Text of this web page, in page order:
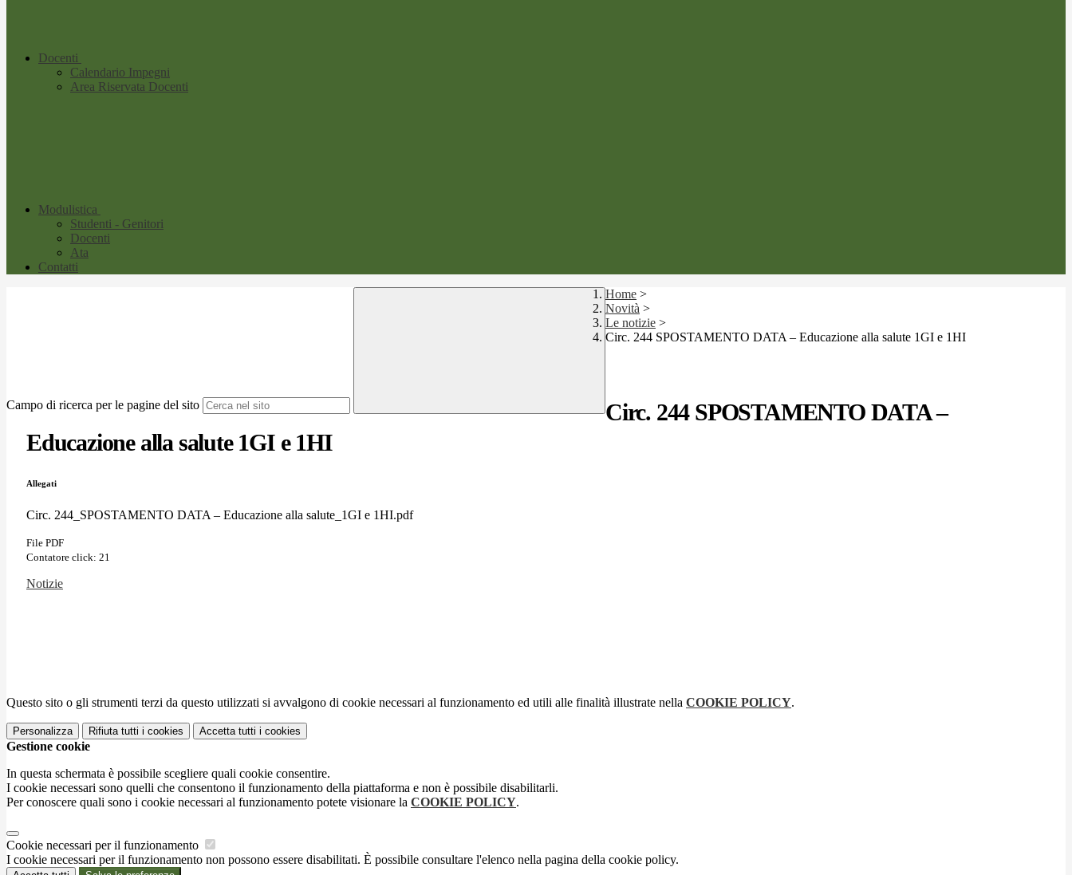
Docenti
Calendario Impegni
Area Riservata Docenti
Modulistica
Studenti - Genitori
Docenti
Ata
Contatti
Campo di ricerca per le pagine del sito
Home >
Novità >
Le notizie >
Circ. 244 SPOSTAMENTO DATA – Educazione alla salute 1GI e 1HI
Circ. 244 SPOSTAMENTO DATA –
Educazione alla salute 1GI e 1HI
Allegati
Circ. 244_SPOSTAMENTO DATA – Educazione alla salute_1GI e 1HI.pdf
File PDF
Contatore click: 21
Notizie
Questo sito o gli strumenti terzi da questo utilizzati si avvalgono di cookie necessari al funzionamento ed utili alle finalità illustrate nella COOKIE POLICY.
Personalizza Rifiuta tutti i cookies Accetta tutti i cookies
Gestione cookie
In questa schermata è possibile scegliere quali cookie consentire.
I cookie necessari sono quelli che consentono il funzionamento della piattaforma e non è possibile disabilitarli.
Per conoscere quali sono i cookie necessari al funzionamento potete visionare la COOKIE POLICY.
Cookie necessari per il funzionamento
I cookie necessari per il funzionamento non possono essere disabilitati. È possibile consultare l'elenco nella pagina della cookie policy.